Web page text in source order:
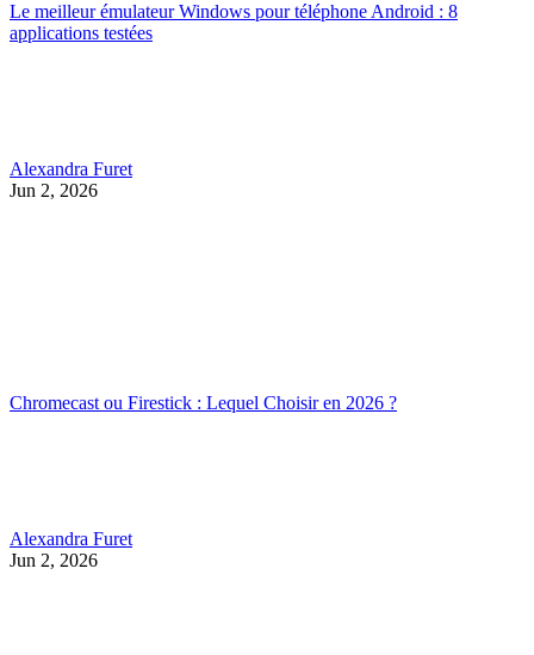
Le meilleur émulateur Windows pour téléphone Android : 8
applications testées
Alexandra Furet
Jun 2, 2026
Chromecast ou Firestick : Lequel Choisir en 2026 ?
Alexandra Furet
Jun 2, 2026